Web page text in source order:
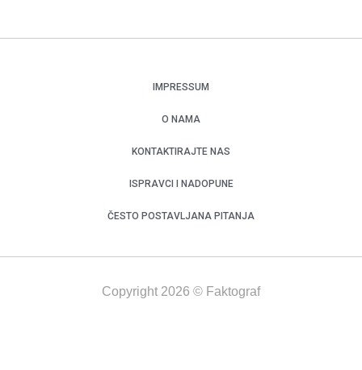
IMPRESSUM
O NAMA
KONTAKTIRAJTE NAS
ISPRAVCI I NADOPUNE
ČESTO POSTAVLJANA PITANJA
Copyright 2026 © Faktograf